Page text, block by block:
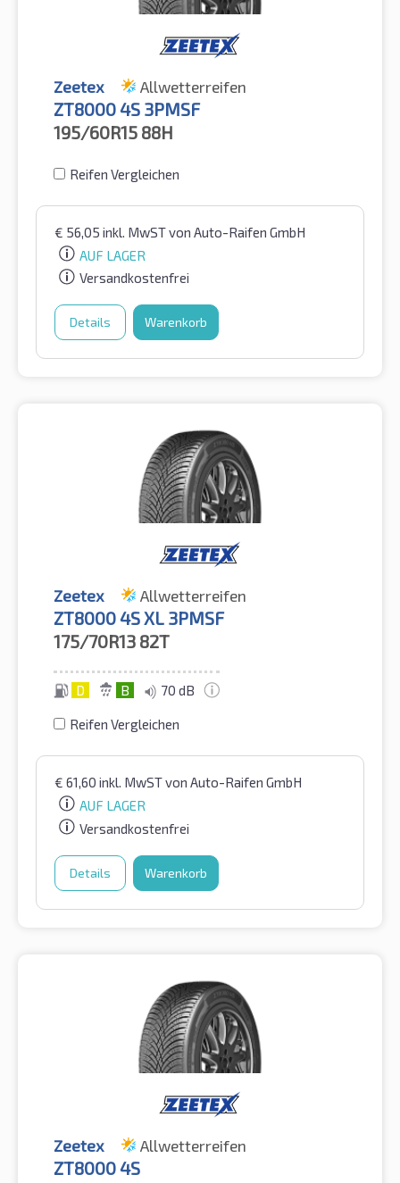
Zeetex Allwetterreifen
ZT8000 4S 3PMSF
195/60R15 88H
Reifen Vergleichen
€ 56,05 inkl. MwSTvon Auto-Raifen GmbH
AUF LAGER
Versandkostenfrei
Details Warenkorb
Zeetex Allwetterreifen
ZT8000 4S XL 3PMSF
175/70R13 82T
D B 70 dB
Reifen Vergleichen
€ 61,60 inkl. MwSTvon Auto-Raifen GmbH
AUF LAGER
Versandkostenfrei
Details Warenkorb
Zeetex Allwetterreifen
ZT8000 4S